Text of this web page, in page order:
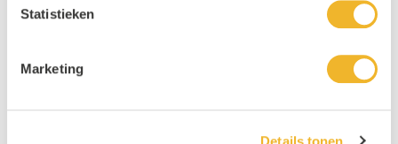
Statistieken
Marketing
Details tonen